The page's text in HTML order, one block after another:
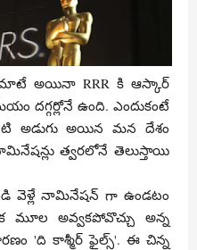
మాటే అయినా RRR కి ఆస్కార్
దగ్గర్లోనే ఉంది. ఎందుకంటే
అడుగు అయిన మన దేశం
త్వరలోనే తెలుస్తాయి
వెళ్లే నామినేషన్ గా ఉండటం
అవ్వకపోవొచ్చు అన్న
'ది కాశ్మీర్ ఫైల్స్'. ఈ చిన్న